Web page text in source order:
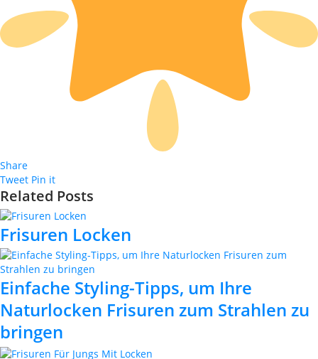
Share
Tweet Pin it
Related Posts
Frisuren Locken
Einfache Styling-Tipps, um Ihre
Naturlocken Frisuren zum Strahlen zu
bringen